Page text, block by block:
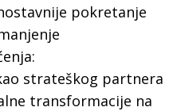
pokretanje
strateškog partnera
transformacije na